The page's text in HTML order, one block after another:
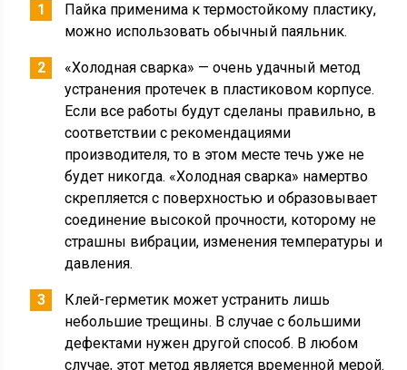
Пайка применима к термостойкому пластику,
можно использовать обычный паяльник.
«Холодная сварка» — очень удачный метод
устранения протечек в пластиковом корпусе.
Если все работы будут сделаны правильно, в
соответствии с рекомендациями
производителя, то в этом месте течь уже не
будет никогда. «Холодная сварка» намертво
скрепляется с поверхностью и образовывает
соединение высокой прочности, которому не
страшны вибрации, изменения температуры и
давления.
Клей-герметик может устранить лишь
небольшие трещины. В случае с большими
дефектами нужен другой способ. В любом
случае, этот метод является временной мерой.